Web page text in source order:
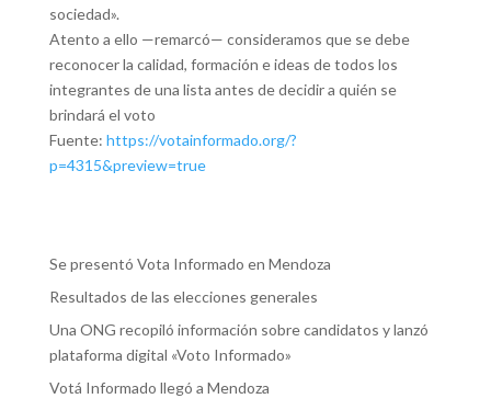
sociedad».
Atento a ello —remarcó— consideramos que se debe
reconocer la calidad, formación e ideas de todos los
integrantes de una lista antes de decidir a quién se
brindará el voto
Fuente: https://votainformado.org/?
p=4315&preview=true
Se presentó Vota Informado en Mendoza
Resultados de las elecciones generales
Una ONG recopiló información sobre candidatos y lanzó
plataforma digital «Voto Informado»
Votá Informado llegó a Mendoza